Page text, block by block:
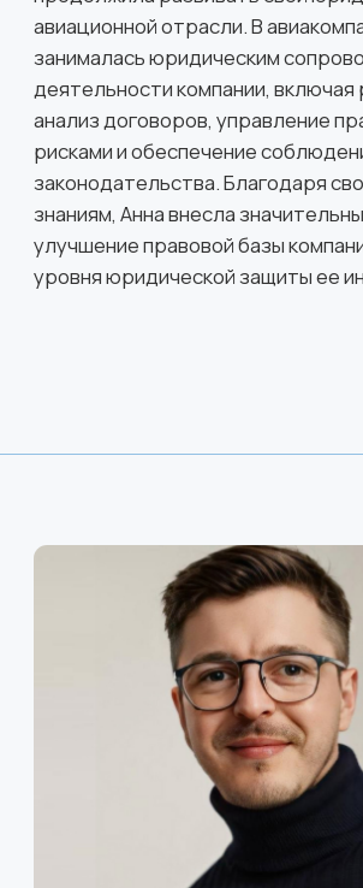
ЭФИОПИЯ
ОБЪЕДИНЕННЫЕ АРАБСКИЕ ЭМИРАТЫ
География нашей
работы
Национальный
перевозчик Эфиопии
Авиакомпания Китая со штаб-
квартирой в Гуанчжоу. Одна
из трех крупнейших
авиакомпаний Китая.
Государственная
авиакомпания ОАЭ со штаб-
квартирой в международном
аэропорту Дубай.